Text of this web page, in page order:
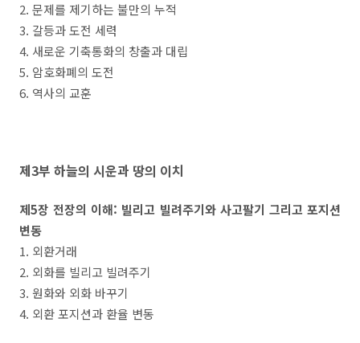
2. 문제를 제기하는 불만의 누적
3. 갈등과 도전 세력
4. 새로운 기축통화의 창출과 대립
5. 암호화폐의 도전
6. 역사의 교훈
제3부 하늘의 시운과 땅의 이치
제5장 전장의 이해: 빌리고 빌려주기와 사고팔기 그리고 포지션
변동
1. 외환거래
2. 외화를 빌리고 빌려주기
3. 원화와 외화 바꾸기
4. 외환 포지션과 환율 변동